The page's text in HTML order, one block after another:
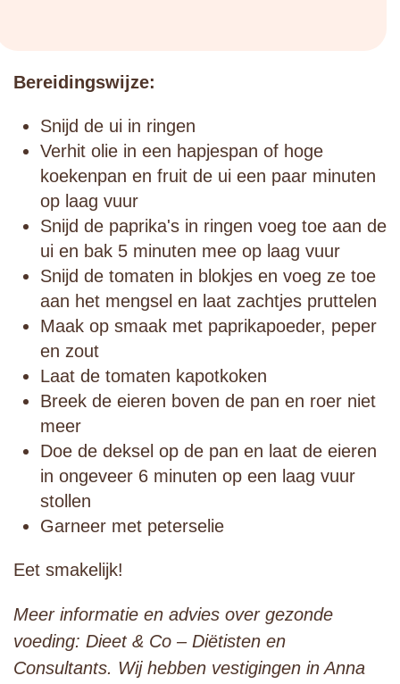
Bereidingswijze:
Snijd de ui in ringen
Verhit olie in een hapjespan of hoge
koekenpan en fruit de ui een paar minuten
op laag vuur
Snijd de paprika's in ringen voeg toe aan de
ui en bak 5 minuten mee op laag vuur
Snijd de tomaten in blokjes en voeg ze toe
aan het mengsel en laat zachtjes pruttelen
Maak op smaak met paprikapoeder, peper
en zout
Laat de tomaten kapotkoken
Breek de eieren boven de pan en roer niet
meer
Doe de deksel op de pan en laat de eieren
in ongeveer 6 minuten op een laag vuur
stollen
Garneer met peterselie
Eet smakelijk!
Meer informatie en advies over gezonde
voeding: Dieet & Co – Diëtisten en
Consultants. Wij hebben vestigingen in Anna